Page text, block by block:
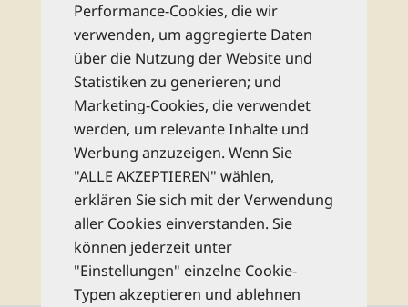
Abonnieren Sie unseren kostenlosen
monatlichen Newsletter und bleiben Sie
bestens informiert zu allen Reise-Neuheiten
und Wissenswertem aus dem Reise Know-
How Verlag!
Rechtliche Hinweise
abonnieren
Performance-Cookies, die wir
verwenden, um aggregierte Daten
über die Nutzung der Website und
Statistiken zu generieren; und
Marketing-Cookies, die verwendet
werden, um relevante Inhalte und
Werbung anzuzeigen. Wenn Sie
"ALLE AKZEPTIEREN" wählen,
erklären Sie sich mit der Verwendung
aller Cookies einverstanden. Sie
können jederzeit unter
"Einstellungen" einzelne Cookie-
Typen akzeptieren und ablehnen